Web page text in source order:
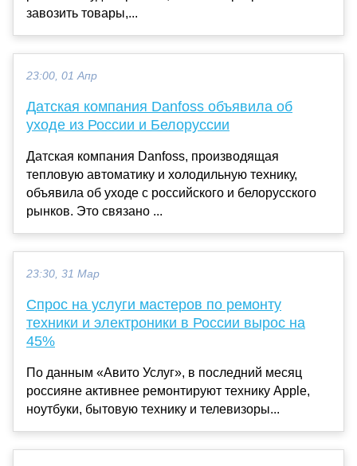
завозить товары,...
23:00, 01 Апр
Датская компания Danfoss объявила об
уходе из России и Белоруссии
Датская компания Danfoss, производящая
тепловую автоматику и холодильную технику,
объявила об уходе с российского и белорусского
рынков. Это связано ...
23:30, 31 Мар
Спрос на услуги мастеров по ремонту
техники и электроники в России вырос на
45%
По данным «Авито Услуг», в последний месяц
россияне активнее ремонтируют технику Apple,
ноутбуки, бытовую технику и телевизоры...